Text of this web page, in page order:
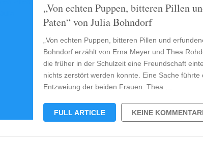
„Von echten Puppen, bitteren Pillen
Paten“ von Julia Bohndorf
„Von echten Puppen, bitteren Pillen und
Bohndorf erzählt von Erna Meyer und Thea
die früher in der Schulzeit eine Freundschaft
nichts zerstört werden konnte. Eine Sache
Entzweiung der beiden Frauen. Thea …
FULL ARTICLE KEINE